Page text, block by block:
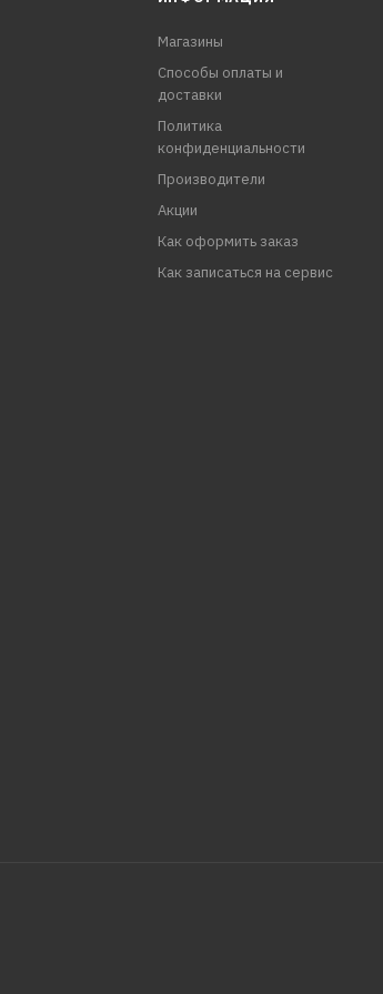
Магазины
Способы оплаты и
доставки
Политика
конфиденциальности
Производители
Акции
Как оформить заказ
Как записаться на сервис